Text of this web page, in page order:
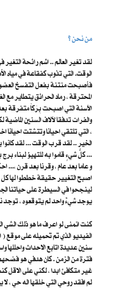
من نحن ؟
لقد تغير العالم .. اشم رائحة
الوقت. التي تذوب كفقاعة في مياه
فأصبحت منتنة بفعل التفسخ
المحترقة ، رماد الحرائق يتطاير مع
الآسنة التي اصبحت بِرَكاً متفرقة
والفرات تدفقا لآلاف السنين الماضية
، التي تلتقي احيانا وتتشتت
الخير .. لقد قرب الوقت ... لقد
... كلُّ شيءٍ قاموا به للتهيؤ لبناء
و عاما بعد عام ، وقرنا بعد قرن
اصبح التغيير حقيقة خططوا لها
لينجحوا في السيطرة على حياتنا
يوجد شيءٌ واحد لم يتوقعوه ، توجد
كنت اتمنى لو اعرف ما هو ذلك
الفيديو الذي تم تحميله على
سنين عديدة اتابع الاحداث
فترة من الزمن . كان هدفي هو
غير متكافئ ابدا ، لكني على الاقل
لم افقد روحي التي خلقها اله حي ،